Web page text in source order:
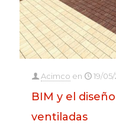
Acimco en 19/05/
BIM y el
ventiladas